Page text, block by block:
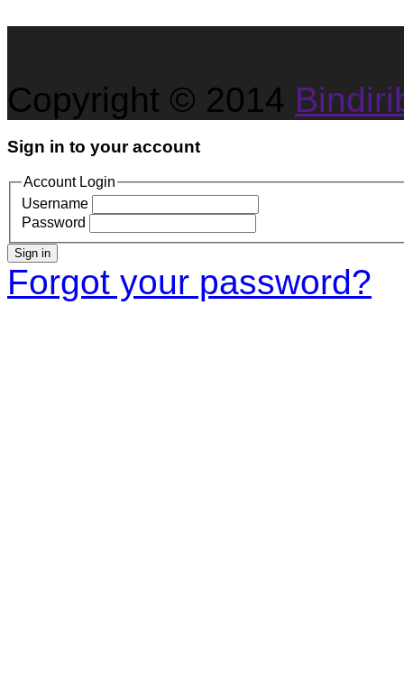
Copyright © 2014
Sign in to your account
Account Login
Username
Password
Sign in
Forgot your password?